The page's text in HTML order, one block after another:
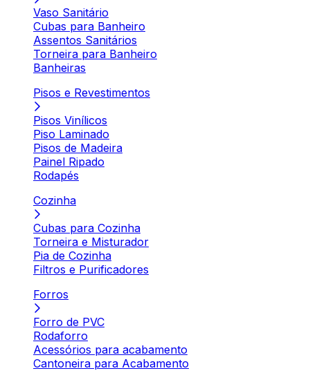
Vaso Sanitário
Cubas para Banheiro
Assentos Sanitários
Torneira para Banheiro
Banheiras
Pisos e Revestimentos
Pisos Vinílicos
Piso Laminado
Pisos de Madeira
Painel Ripado
Rodapés
Cozinha
Cubas para Cozinha
Torneira e Misturador
Pia de Cozinha
Filtros e Purificadores
Forros
Forro de PVC
Rodaforro
Acessórios para acabamento
Cantoneira para Acabamento